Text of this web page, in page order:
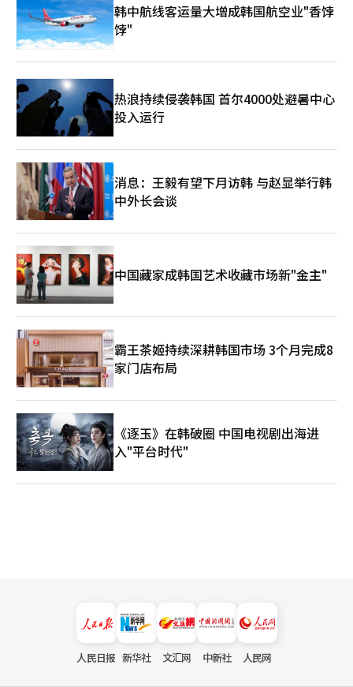
韩中航线客运量大增成韩国航空业"香饽
饽"
热浪持续侵袭韩国 首尔4000处避暑中心
投入运行
消息：王毅有望下月访韩 与赵显举行韩
中外长会谈
中国藏家成韩国艺术收藏市场新"金主"
霸王茶姬持续深耕韩国市场 3个月完成8
家门店布局
《逐玉》在韩破圈 中国电视剧出海进
入"平台时代"
人民日报 新华社 文汇网 中新社 人民网